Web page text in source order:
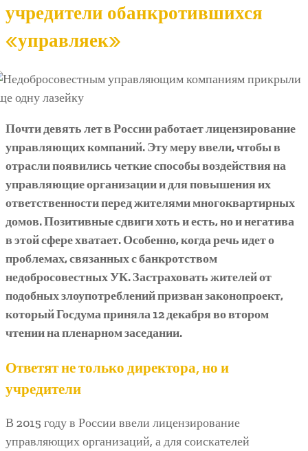
учредители обанкротившихся
«управляек»
Почти девять лет в России работает лицензирование
управляющих компаний. Эту меру ввели, чтобы в
отрасли появились четкие способы воздействия на
управляющие организации и для повышения их
ответственности перед жителями многоквартирных
домов. Позитивные сдвиги хоть и есть, но и негатива
в этой сфере хватает. Особенно, когда речь идет о
проблемах, связанных с банкротством
недобросовестных УК. Застраховать жителей от
подобных злоупотреблений призван законопроект,
который Госдума приняла 12 декабря во втором
чтении на пленарном заседании.
Ответят не только директора, но и
учредители
В 2015 году в России ввели лицензирование
управляющих организаций, а для соискателей